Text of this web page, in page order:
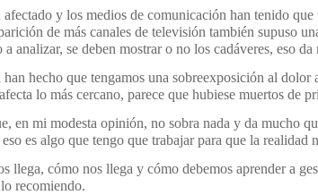
y los medios de comunicación han tenido
de más canales de televisión también supuso
se deben mostrar o no los cadáveres, eso da
hecho que tengamos una sobreexposición al
lo más cercano, parece que hubiese muertos de
en mi modesta opinión, no sobra nada y da mucho
es algo que tengo que trabajar para que la realidad
cómo nos llega y cómo debemos aprender a
recomiendo.